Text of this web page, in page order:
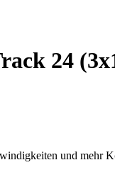
24
und mehr